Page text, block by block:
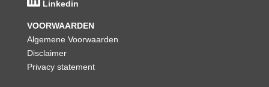
Linkedin
VOORWAARDEN
Algemene Voorwaarden
Disclaimer
Privacy statement